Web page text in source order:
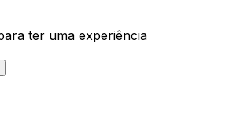
ter uma experiência